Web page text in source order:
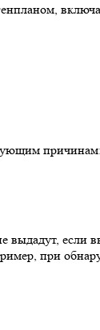
причинам:
если
при